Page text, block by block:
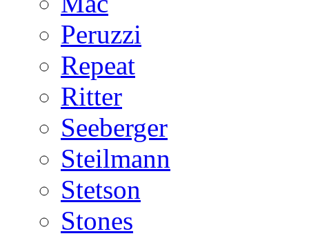
Peruzzi
Repeat
Ritter
Seeberger
Steilmann
Stetson
Stones